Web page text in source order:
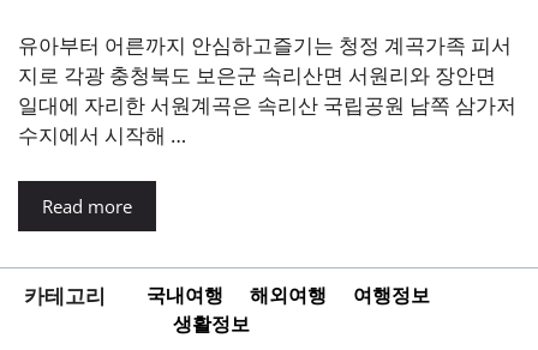
유아부터 어른까지 안심하고즐기는 청정 계곡가족 피서
지로 각광 충청북도 보은군 속리산면 서원리와 장안면
일대에 자리한 서원계곡은 속리산 국립공원 남쪽 삼가저
수지에서 시작해 …
Read more
카테고리 국내여행 해외여행
여행정보
생활정보